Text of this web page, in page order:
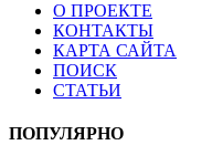
О ПРОЕКТЕ
КОНТАКТЫ
КАРТА САЙТА
ПОИСК
СТАТЬИ
ПОПУЛЯРНО